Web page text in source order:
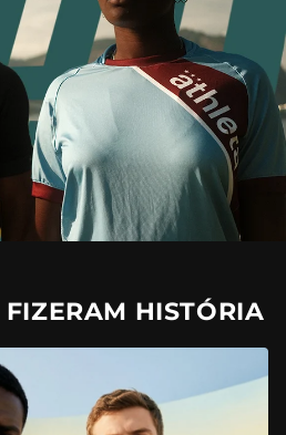
HISTÓRIA